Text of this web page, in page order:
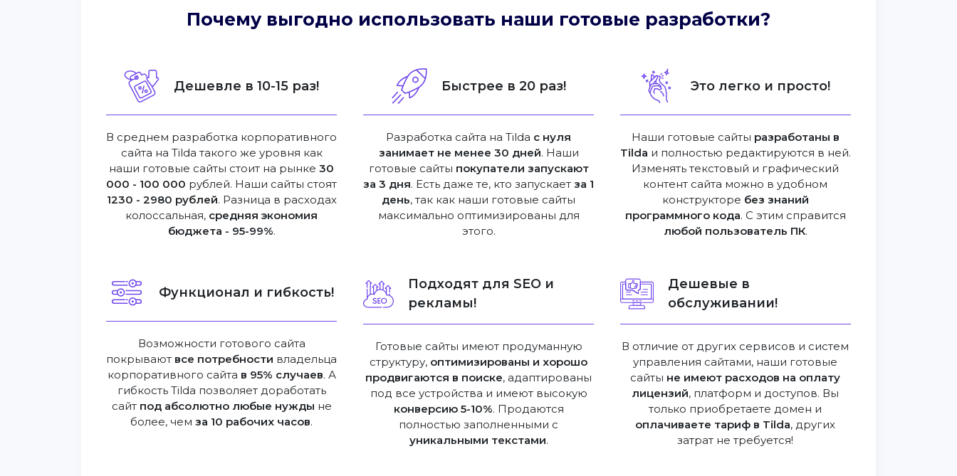
Почему выгодно использовать наши готовые разработки?
Дешевле в 10-15 раз!
В среднем разработка корпоративного
сайта на Tilda такого же уровня как
наши готовые сайты стоит на рынке30
000 - 100 000 рублей. Наши сайты стоят
1230 - 2980 рублей. Разница в расходах
колоссальная, средняя экономия
бюджета - 95-99%.
Быстрее в 20 раз!
Разработка сайта на Tilda с нуля
занимает не менее 30 дней. Наши
готовые сайты покупатели запускают
за 3 дня. Есть даже те, кто запускает за 1
день, так как наши готовые сайты
максимально оптимизированы для
этого.
Это легко и просто!
Наши готовые сайты разработаны в
Tilda и полностью редактируются в ней.
Изменять текстовый и графический
контент сайта можно в удобном
конструкторе без знаний
программного кода. С этим справится
любой пользователь ПК.
Функционал и гибкость!
Возможности готового сайта
покрывают все потребности владельца
корпоративного сайта в 95% случаев. А
гибкость Tilda позволяет доработать
сайт под абсолютно любые нужды не
более, чемза 10 рабочих часов.
Подходят для SEO и
рекламы!
Готовые сайты имеют продуманную
структуру, оптимизированы и хорошо
продвигаются в поиске, адаптированы
под все устройства и имеют высокую
конверсию 5-10%. Продаются
полностью заполненными с
уникальными текстами.
Дешевые в
обслуживании!
В отличие от других сервисов и систем
управления сайтами, наши готовые
сайты не имеют расходов на оплату
лицензий, платформ и доступов. Вы
только приобретаете домен и
оплачиваете тариф в Tilda, других
затрат не требуется!